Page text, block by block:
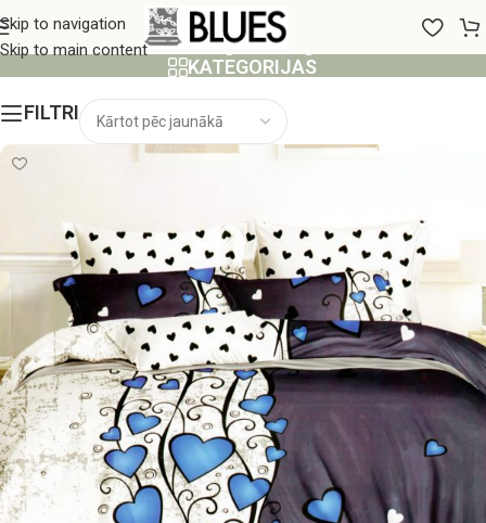
Skip to navigation
Skip to main contentvienpusējs
KATEGORIJAS
FILTRI